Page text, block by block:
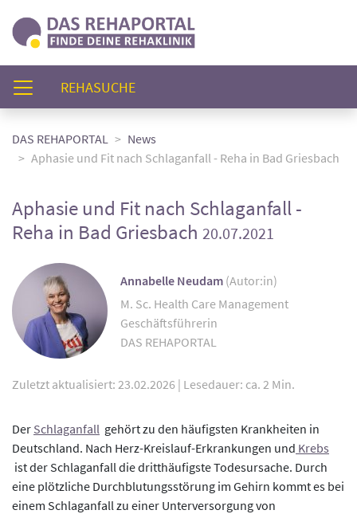
REHASUCHE(AKTUELL)
DAS REHAPORTAL
News
Aphasie und Fit nach Schlaganfall - Reha in Bad Griesbach
Aphasie und Fit nach Schlaganfall -
Reha in Bad Griesbach 20.07.2021
Annabelle Neudam (Autor:in)
M. Sc. Health Care Management
Geschäftsführerin
DAS REHAPORTAL
Zuletzt aktualisiert: 23.02.2026 | Lesedauer: ca. 2 Min.
Der Schlaganfall gehört zu den häufigsten Krankheiten in
Deutschland. Nach Herz-Kreislauf-Erkrankungen und Krebs
ist der Schlaganfall die dritthäufigste Todesursache. Durch
eine plötzliche Durchblutungsstörung im Gehirn kommt es bei
einem Schlaganfall zu einer Unterversorgung von